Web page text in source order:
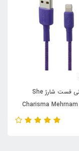
کابل آیفونی فست شارژ She
Charisma